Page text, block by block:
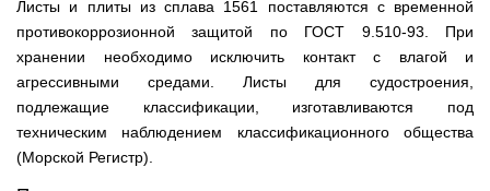
Листы и плиты из сплава 1561 поставляются с временной
противокоррозионной защитой по ГОСТ 9.510-93. При
хранении необходимо исключить контакт с влагой и
агрессивными средами. Листы для судостроения,
подлежащие классификации, изготавливаются под
техническим наблюдением классификационного общества
(Морской Регистр).